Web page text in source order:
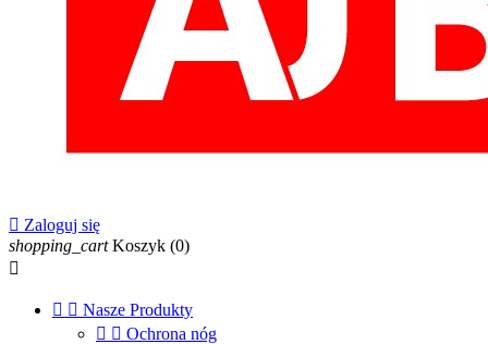
 Zaloguj się
shopping_cart Koszyk (0)

  Nasze Produkty
  Ochrona nóg